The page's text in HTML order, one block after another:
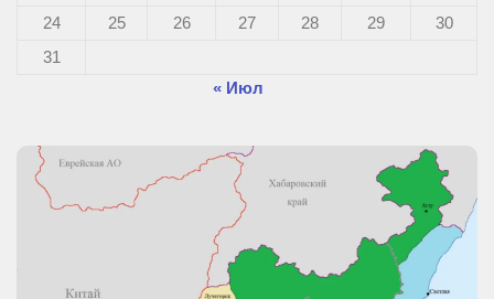
24
25 26 27 28 29
30
31
« Июл